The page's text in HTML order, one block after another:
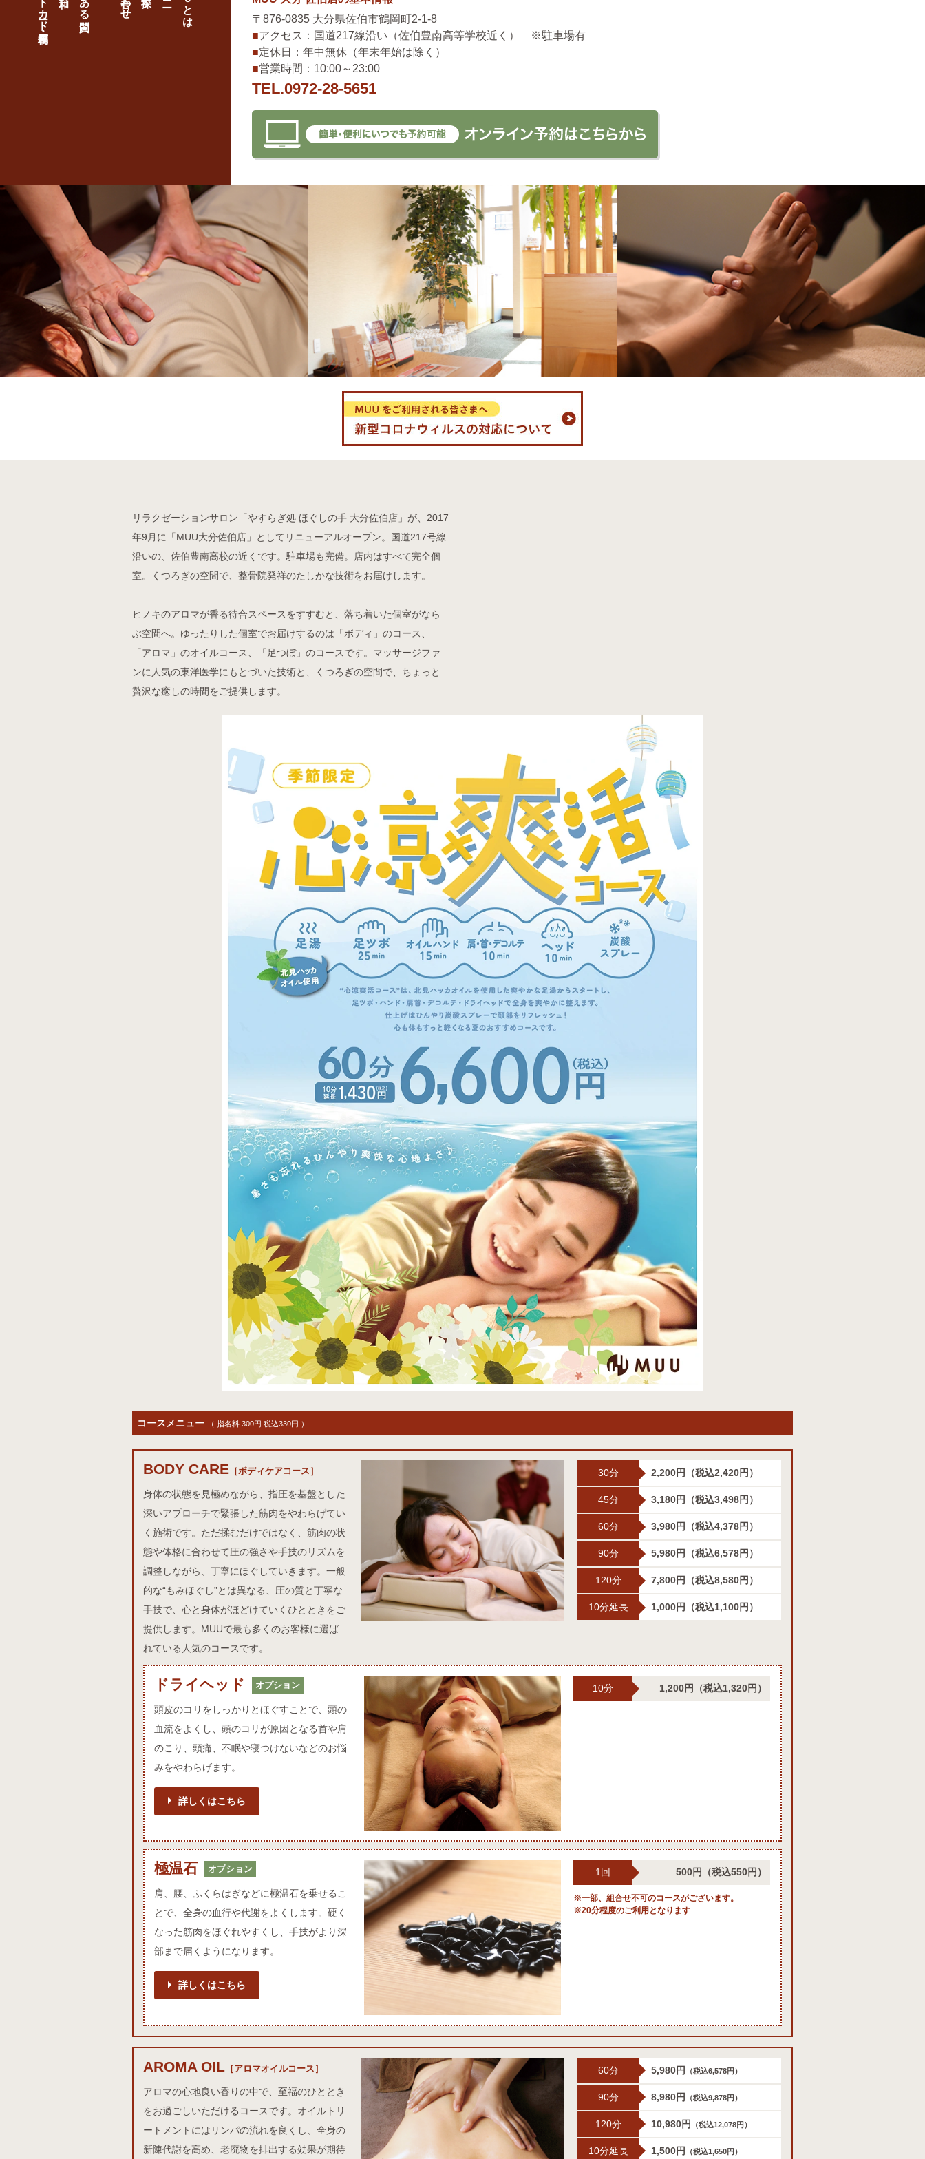
アクセス
〒876-0835 大分県佐伯市鶴岡町2-1-8
■アクセス：国道217線沿い（佐伯豊南高等学校近く） ※駐車場有
定休日
■定休日：年中無休（年末年始は除く）
営業時間
■営業時間：10:00～23:00
TEL.0972-28-5651
リラクゼーションサロン「やすらぎ処 ほぐしの手 大分佐伯店」が、2017
年9月に「MUU大分佐伯店」としてリニューアルオープン。国道217号線
沿いの、佐伯豊南高校の近くです。駐車場も完備。店内はすべて完全個
室。くつろぎの空間で、整骨院発祥のたしかな技術をお届けします。
ヒノキのアロマが香る待合スペースをすすむと、落ち着いた個室がなら
ぶ空間へ。ゆったりした個室でお届けするのは「ボディ」のコース、
「アロマ」のオイルコース、「足つぼ」のコースです。マッサージファ
ンに人気の東洋医学にもとづいた技術と、くつろぎの空間で、ちょっと
贅沢な癒しの時間をご提供します。
コースメニュー （ 指名料 300円 税込330円 ）
ボディケアコース
BODY CARE ［ボディケアコース］
身体の状態を見極めながら、指圧を基盤とした
深いアプローチで緊張した筋肉をやわらげてい
く施術です。ただ揉むだけではなく、筋肉の状
態や体格に合わせて圧の強さや手技のリズムを
調整しながら、丁寧にほぐしていきます。一般
的な“もみほぐし”とは異なる、圧の質と丁寧な
手技で、心と身体がほどけていくひとときをご
提供します。MUUで最も多くのお客様に選ば
れている人気のコースです。
30分 2,200円 （税込2,420円）
45分 3,180円 （税込3,498円）
60分 3,980円 （税込4,378円）
90分 5,980円 （税込6,578円）
120分 7,800円 （税込8,580円）
10分延長 1,000円 （税込1,100円）
ドライヘッドオプション
ドライヘッド オプション
頭皮のコリをしっかりとほぐすことで、頭の
血流をよくし、頭のコリが原因となる首や肩
のこり、頭痛、不眠や寝つけないなどのお悩
みをやわらげます。
詳しくはこちら
10分 1,200円 （税込1,320円）
極温石オプション
極温石 オプション
肩、腰、ふくらはぎなどに極温石を乗せるこ
とで、全身の血行や代謝をよくします。硬く
なった筋肉をほぐれやすくし、手技がより深
部まで届くようになります。
詳しくはこちら
1回 500円 （税込550円）
※一部、組合せ不可のコースがございます。
※20分程度のご利用となります
アロマオイルコース
AROMA OIL ［アロマオイルコース］
アロマの心地良い香りの中で、至福のひととき
をお過ごしいただけるコースです。オイルトリ
ートメントにはリンパの流れを良くし、全身の
新陳代謝を高め、老廃物を排出する効果が期待
60分 5,980円 （税込6,578円）
90分 8,980円 （税込9,878円）
120分 10,980円 （税込12,078円）
10分延長 1,500円 （税込1,650円）